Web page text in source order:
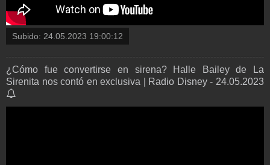
Subido: 24.05.2023 19:00:12
¿Cómo fue convertirse en sirena? Halle Bailey de La
Sirenita nos contó en exclusiva | Radio Disney - 24.05.2023